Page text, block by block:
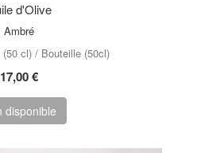
d'Olive
Ambré
cl) / Bouteille (50cl)
17,00 €
disponible